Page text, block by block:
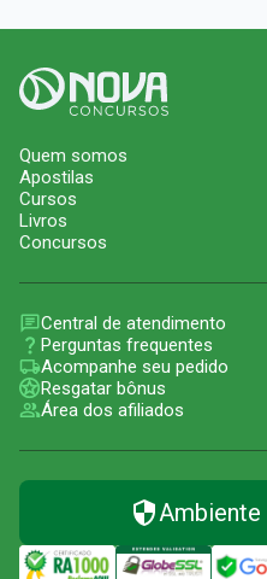
Quem somos
Apostilas
Cursos
Livros
Concursos
Central de atendimento
Perguntas frequentes
Acompanhe seu pedido
Resgatar bônus
Área dos afiliados
Ambiente